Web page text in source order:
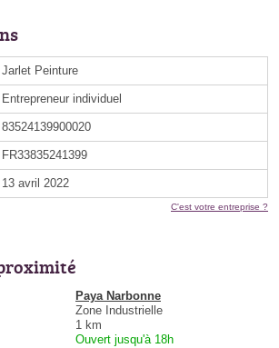
Jarlet Peinture
Entrepreneur individuel
83524139900020
FR33835241399
13 avril 2022
C'est votre entreprise ?
Paya Narbonne
Zone Industrielle
1 km
Ouvert jusqu'à 18h